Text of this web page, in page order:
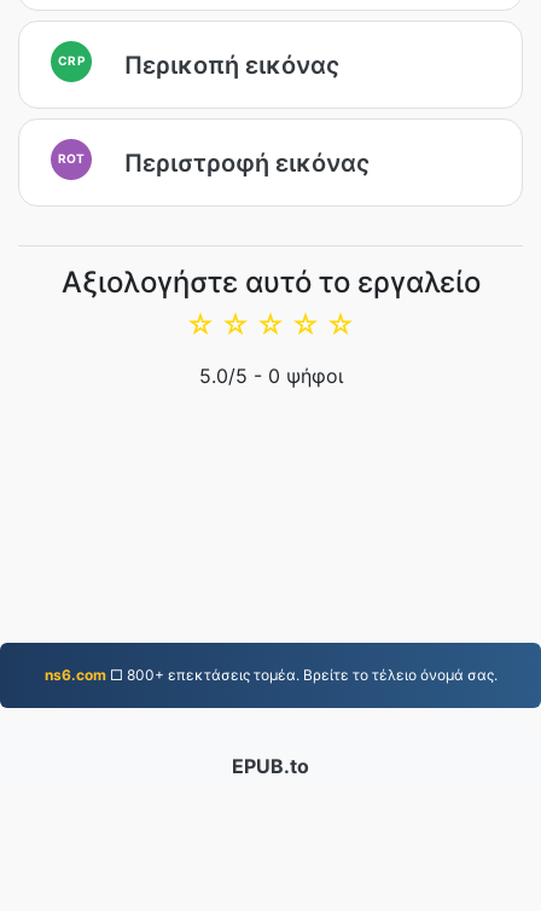
CRP Περικοπή εικόνας
ROT Περιστροφή εικόνας
Αξιολογήστε αυτό το εργαλείο
☆
☆
☆
☆
☆
5.0/5 - 0 ψήφοι
ns6.com□ 800+ επεκτάσεις τομέα. Βρείτε το τέλειο όνομά σας.
EPUB.to